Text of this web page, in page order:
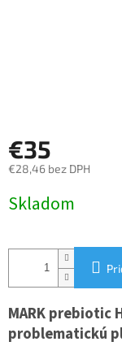
€35
€28,46 bez DPH
cena:
Skladom
MARK prebiotic
problematickú